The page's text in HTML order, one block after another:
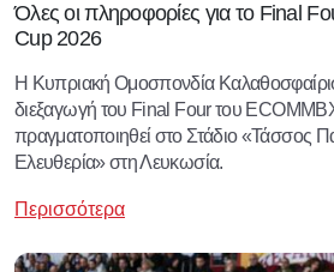
Όλες οι πληροφορίες για το Final
Cup 2026
Η Κυπριακή Ομοσπονδία
διεξαγωγή του Final Four του
πραγματοποιηθεί στο Στάδιο «Τάσσος
Ελευθερία» στη Λευκωσία.
Περισσότερα